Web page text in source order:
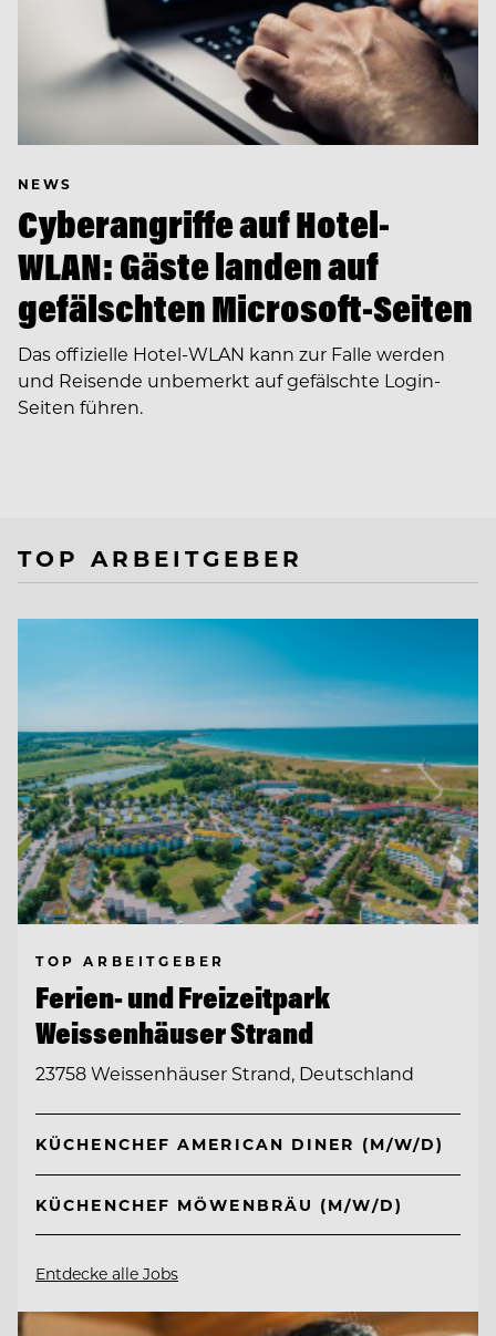
NEWS
Cyberangriffe auf Hotel-
WLAN: Gäste landen auf
gefälschten Microsoft-Seiten
Das offizielle Hotel-WLAN kann zur Falle werden
und Reisende unbemerkt auf gefälschte Login-
Seiten führen.
TOP ARBEITGEBER
TOP ARBEITGEBER
Ferien- und Freizeitpark
Weissenhäuser Strand
23758 Weissenhäuser Strand, Deutschland
KÜCHENCHEF AMERICAN DINER (M/W/D)
KÜCHENCHEF MÖWENBRÄU (M/W/D)
Entdecke alle Jobs